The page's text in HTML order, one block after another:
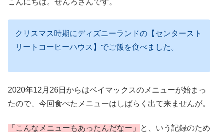
クリスマス時期にディズニーランドの【センタースト
リートコーヒーハウス】でご飯を食べました。
2020年12月26日からはベイマックスのメニューが始まっ
たので、今回食べたメニューはしばらく出て来ませんが。
「こんなメニューもあったんだなー」
と、いう記録のため